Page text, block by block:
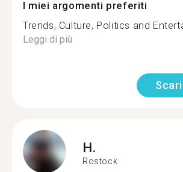
I miei argomenti preferiti
Trends, Culture, Politics and
Leggi di più
H.
Rostock